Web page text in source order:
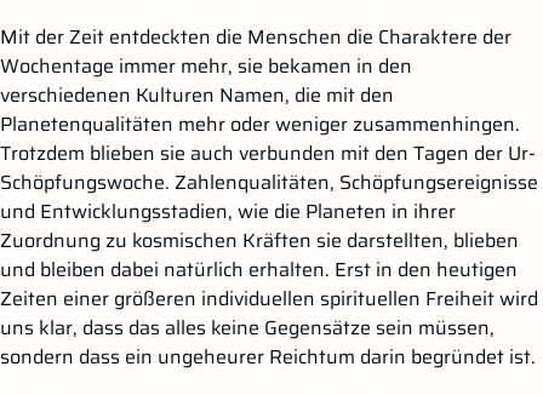
Mit der Zeit entdeckten die Menschen die Charaktere der
Wochentage immer mehr, sie bekamen in den
verschiedenen Kulturen Namen, die mit den
Planetenqualitäten mehr oder weniger zusammenhingen.
Trotzdem blieben sie auch verbunden mit den Tagen der Ur-
Schöpfungswoche. Zahlenqualitäten, Schöpfungsereignisse
und Entwicklungsstadien, wie die Planeten in ihrer
Zuordnung zu kosmischen Kräften sie darstellten, blieben
und bleiben dabei natürlich erhalten. Erst in den heutigen
Zeiten einer größeren individuellen spirituellen Freiheit wird
uns klar, dass das alles keine Gegensätze sein müssen,
sondern dass ein ungeheurer Reichtum darin begründet ist.